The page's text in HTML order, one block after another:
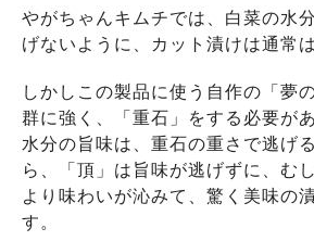
やがちゃんキムチでは、白菜の水
げないように、カット漬けは通常
しかしこの製品に使う自作の「夢
群に強く、「重石」をする必要が
水分の旨味は、重石の重さで逃げ
ら、「頂」は旨味が逃げずに、む
より味わいが沁みて、驚く美味の
す。